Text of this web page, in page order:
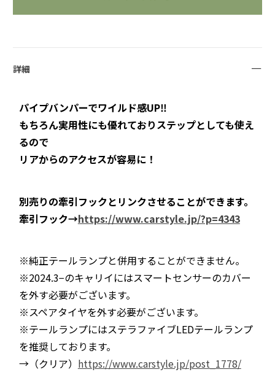
詳細
パイプバンパーでワイルド感UP‼
もちろん実用性にも優れておりステップとしても使え
るので
リアからのアクセスが容易に！
別売りの牽引フックとリンクさせることができます。
牽引フック→https://www.carstyle.jp/?p=4343
※純正テールランプと併用することができません。
※2024.3−のキャリイにはスマートセンサーのカバー
を外す必要がございます。
※スペアタイヤを外す必要がございます。
※テールランプにはステラファイブLEDテールランプ
を推奨しております。
→（クリア） https://www.carstyle.jp/post_1778/